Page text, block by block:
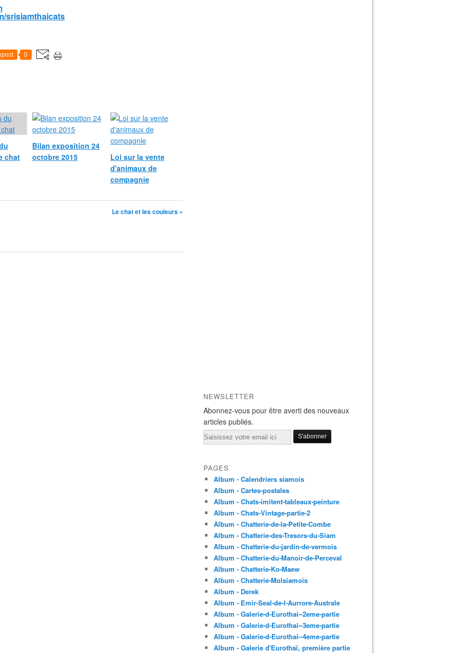
srisiamthaicats
0
chat
Bilan exposition 24
octobre 2015
Loi sur la vente
d'animaux de
compagnie
Le chat et les couleurs »
NEWSLETTER
Abonnez-vous pour être averti des nouveaux
articles publiés.
Email
PAGES
Album - Calendriers siamois
Album - Cartes-postales
Album - Chats-imitent-tableaux-peinture
Album - Chats-Vintage-partie-2
Album - Chatterie-de-la-Petite-Combe
Album - Chatterie-des-Tresors-du-Siam
Album - Chatterie-du-jardin-de-vermois
Album - Chatterie-du-Manoir-de-Perceval
Album - Chatterie-Ko-Maew
Album - Chatterie-Molsiamois
Album - Derek
Album - Emir-Seal-de-l-Aurrore-Australe
Album - Galerie-d-Eurothai--2eme-partie
Album - Galerie-d-Eurothai--3eme-partie
Album - Galerie-d-Eurothai--4eme-partie
Album - Galerie d'Eurothaï, première partie